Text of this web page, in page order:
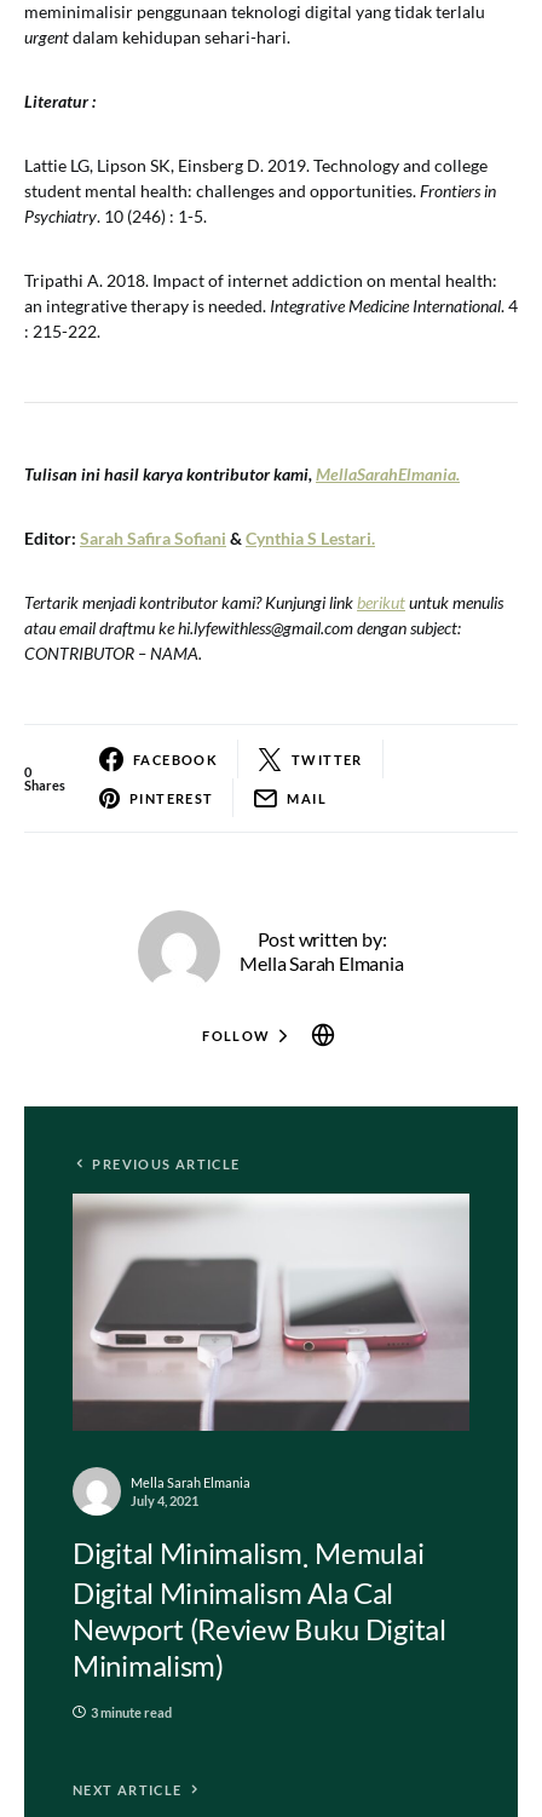
meminimalisir penggunaan teknologi digital yang tidak terlalu
urgentdalam kehidupan sehari-hari.
Literatur :
Lattie LG, Lipson SK, Einsberg D. 2019. Technology and college
student mental health: challenges and opportunities.Frontiers in
Psychiatry. 10 (246) : 1-5.
Tripathi A. 2018. Impact of internet addiction on mental health:
an integrative therapy is needed. Integrative Medicine International. 4
: 215-222.
Tulisan ini hasil karya kontributor kami,MellaSarahElmania.
Editor: Sarah Safira Sofiani & Cynthia S Lestari.
Tertarik menjadi kontributor kami? Kunjungi linkberikutuntuk menulis
atau email draftmu ke hi.lyfewithless@gmail.com dengan subject:
CONTRIBUTOR – NAMA.
0
Shares
FACEBOOK TWITTER
PINTEREST MAIL
Post written by:
Mella Sarah Elmania
FOLLOW
PREVIOUS ARTICLE
Mella Sarah Elmania
July 4, 2021
Digital Minimalism Memulai
Digital Minimalism Ala Cal
Newport (Review Buku Digital
Minimalism)
3 minute read
NEXT ARTICLE